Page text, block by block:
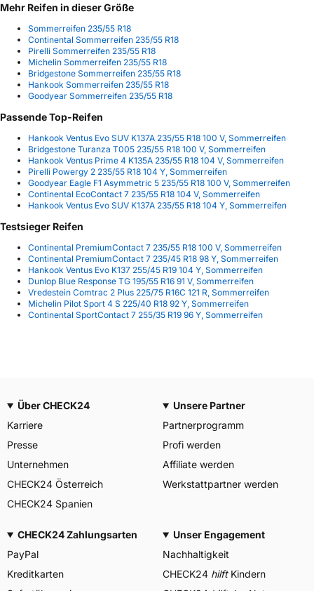
Mehr Reifen in dieser Größe
Sommerreifen 235/55 R18
Continental Sommerreifen 235/55 R18
Pirelli Sommerreifen 235/55 R18
Michelin Sommerreifen 235/55 R18
Bridgestone Sommerreifen 235/55 R18
Hankook Sommerreifen 235/55 R18
Goodyear Sommerreifen 235/55 R18
Passende Top-Reifen
Hankook Ventus Evo SUV K137A 235/55 R18 100 V, Sommerreifen
Bridgestone Turanza T005 235/55 R18 100 V, Sommerreifen
Hankook Ventus Prime 4 K135A 235/55 R18 104 V, Sommerreifen
Pirelli Powergy 2 235/55 R18 104 Y, Sommerreifen
Goodyear Eagle F1 Asymmetric 5 235/55 R18 100 V, Sommerreifen
Continental EcoContact 7 235/55 R18 104 V, Sommerreifen
Hankook Ventus Evo SUV K137A 235/55 R18 104 Y, Sommerreifen
Testsieger Reifen
Continental PremiumContact 7 235/55 R18 100 V, Sommerreifen
Continental PremiumContact 7 235/45 R18 98 Y, Sommerreifen
Hankook Ventus Evo K137 255/45 R19 104 Y, Sommerreifen
Dunlop Blue Response TG 195/55 R16 91 V, Sommerreifen
Vredestein Comtrac 2 Plus 225/75 R16C 121 R, Sommerreifen
Michelin Pilot Sport 4 S 225/40 R18 92 Y, Sommerreifen
Continental SportContact 7 255/35 R19 96 Y, Sommerreifen
Über CHECK24
Karriere
Presse
Unternehmen
CHECK24 Österreich
CHECK24 Spanien
Unsere Partner
Partnerprogramm
Profi werden
Affiliate werden
Werkstattpartner werden
CHECK24 Zahlungsarten
PayPal
Kreditkarten
Unser Engagement
Nachhaltigkeit
CHECK24 hilftKindern